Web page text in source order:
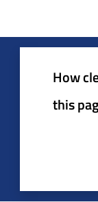
How
this